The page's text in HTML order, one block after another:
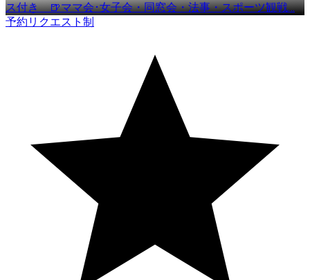
ス付き 🍺ママ会･女子会・同窓会・法事・スポーツ観戦…
予約リクエスト制